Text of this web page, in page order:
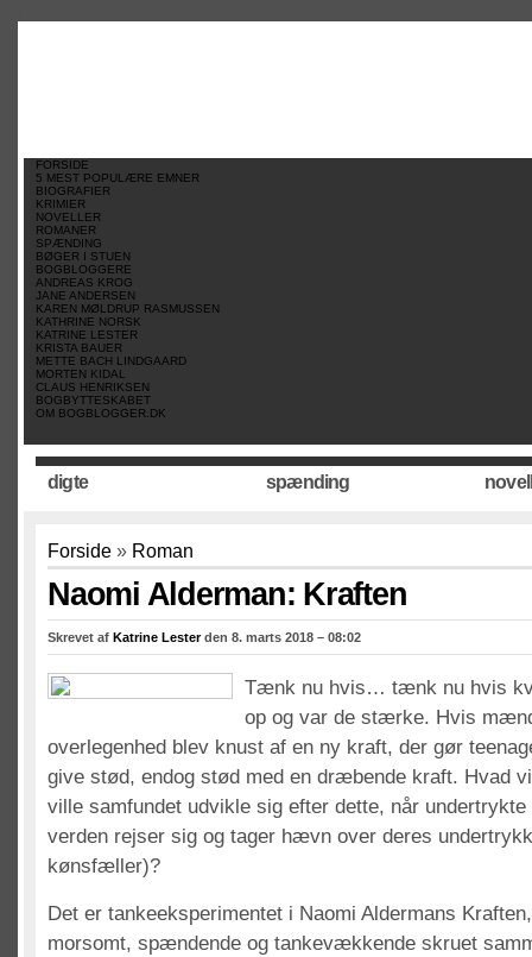
FORSIDE
5 MEST POPULÆRE EMNER
BIOGRAFIER
KRIMIER
NOVELLER
ROMANER
SPÆNDING
BØGER I STUEN
BOGBLOGGERE
ANDREAS KROG
JANE ANDERSEN
KAREN MØLDRUP RASMUSSEN
KATHRINE NORSK
KATRINE LESTER
KRISTA BAUER
METTE BACH LINDGAARD
MORTEN KIDAL
CLAUS HENRIKSEN
BOGBYTTESKABET
OM BOGBLOGGER.DK
digte spænding
Forside » Roman
Naomi Alderman: Kraften
Skrevet af Katrine Lesterden 8. marts 2018 – 08:02
Tænk nu hvis… tænk nu hvis
op og var de stærke. Hvis
overlegenhed blev knust af en ny kraft, der gør
give stød, endog stød med en dræbende kraft. Hvad
ville samfundet udvikle sig efter dette, når
verden rejser sig og tager hævn over deres
kønsfæller)?
Det er tankeeksperimentet i Naomi Aldermans
morsomt, spændende og tankevækkende skruet